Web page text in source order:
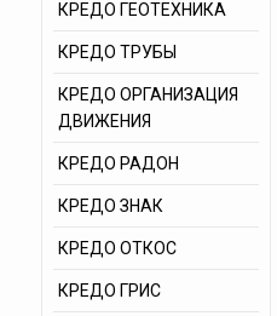
КРЕДО ГЕОТЕХНИКА
КРЕДО ТРУБЫ
КРЕДО ОРГАНИЗАЦИЯ
ДВИЖЕНИЯ
КРЕДО РАДОН
КРЕДО ЗНАК
КРЕДО ОТКОС
КРЕДО ГРИС